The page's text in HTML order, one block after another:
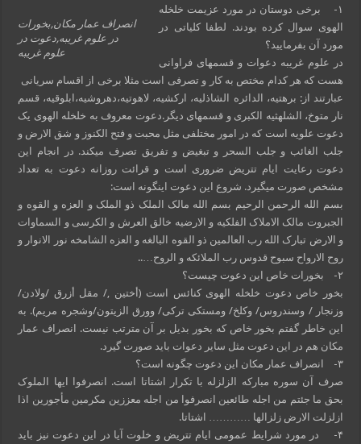
انصراف عمار مکان,بخورات
در علوم غریبه,دعوت در
علوم غریبه
۱- برخی دوستان در مورد عزیمت خلخله
الهوی سوال کرده بودند. لطفا کلیاتی در
مورد آن بفرمایید؟
در علوم غریبه دعوات و قسمهای فراوانی
هست که هر کدام مختص به کار و تصرفی است مثلا برخی از اقسام سریانی
عبارتند از: برهتیه، الدائره الشاذلیه، ارکشیه، لاهوتیه،دهروشیه،ابلوقیه، قسم
نار متوخ، الشلهثیه الکبری و قسمهای دیگر.دعوت معروف به خلخله الهوی یک
دعوت علویه است که در امور مختلفی مثل محبت و فتح الکنوز و شق الارض و
جلب الغائب و جلب السحر و تبغیض و تفریق تصرف میکند. در انجام این
دعوت رعایت ایام تتریض ضروری است و قرائت روزانه دعوت به تعداد
مشخص صورت میگیرد. شروع این دعوت اینگونه است:
بسم الله الرحمن الرحیم بسم الله مالک الملک ذو الملک و العزه و القوه و
الجبروت مالک الاملاک الفلکیه و الارضیه خالق العرش و الکرسى و السماوات
و الارض تبارک الله رب العالمین ذو القوه البالغه و العزه الشامخه نور الانوار و
روح الارواح سبوح قدوس رب الملائکه و الروح…..
۲- بخورات خاص این دعوت چیست؟
بخور خاص دعوت خلخله الهوی کنائس است (أختین ,/ مقل أزرق /ولادن/
وزنجار / وسندروس/ وکلخ/ ومستکى ترکى/ وورق الزیتون/وشجره مریم). به
این خاطر گفتم بخور خاص که بخور بدیل بر آن مترتب نیست. انصراف عمار
مکان هم در این دعوت مثل سایر دعوات باید صورت گیرد.
۳- انصراف عمار مکان این دعوت چگونه است؟
صرف آن سوره مبارکه الزلزله با تکرار اشتاتا است. انصرفوا ایها الملوک
بحق ما جئتم من اجله طائعین انصرفوا من اجله معززین مکرمین مأجورین اذا
ازلزلت الارض زلزالها ………… اشتاتا.
۴- در مورد شرایط عمومی ایام تتریض و خلوت آیا در این دعوت نیز باید